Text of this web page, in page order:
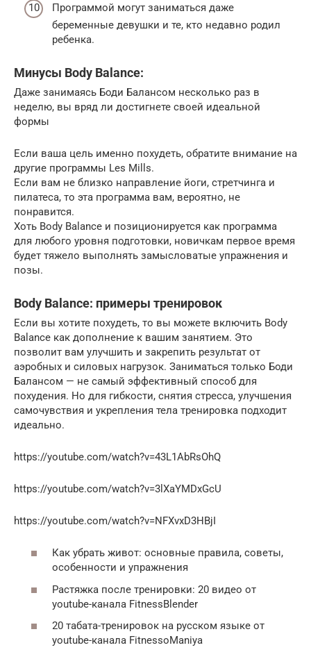
Программой могут заниматься даже
беременные девушки и те, кто недавно родил
ребенка.
Минусы Body Balance:
Даже занимаясь Боди Балансом несколько раз в
неделю, вы вряд ли достигнете своей идеальной
формы
Если ваша цель именно похудеть, обратите внимание на
другие программы Les Mills.
Если вам не близко направление йоги, стретчинга и
пилатеса, то эта программа вам, вероятно, не
понравится.
Хоть Body Balance и позиционируется как программа
для любого уровня подготовки, новичкам первое время
будет тяжело выполнять замысловатые упражнения и
позы.
Body Balance: примеры тренировок
Если вы хотите похудеть, то вы можете включить Body
Balance как дополнение к вашим занятием. Это
позволит вам улучшить и закрепить результат от
аэробных и силовых нагрузок. Заниматься только Боди
Балансом — не самый эффективный способ для
похудения. Но для гибкости, снятия стресса, улучшения
самочувствия и укрепления тела тренировка подходит
идеально.
https://youtube.com/watch?v=43L1AbRsOhQ
https://youtube.com/watch?v=3lXaYMDxGcU
https://youtube.com/watch?v=NFXvxD3HBjI
Как убрать живот: основные правила, советы,
особенности и упражнения
Растяжка после тренировки: 20 видео от
youtube-канала FitnessBlender
20 табата-тренировок на русском языке от
youtube-канала FitnessoManiya